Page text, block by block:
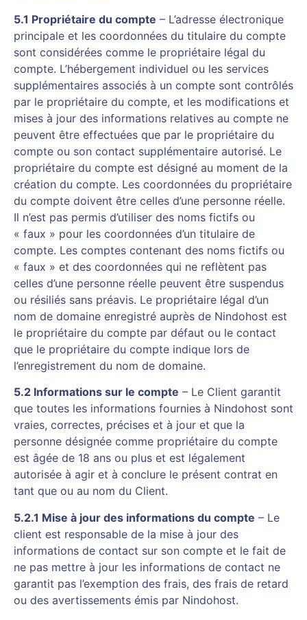
5.1 Propriétaire du compte – L’adresse électronique
principale et les coordonnées du titulaire du compte
sont considérées comme le propriétaire légal du
compte. L’hébergement individuel ou les services
supplémentaires associés à un compte sont contrôlés
par le propriétaire du compte, et les modifications et
mises à jour des informations relatives au compte ne
peuvent être effectuées que par le propriétaire du
compte ou son contact supplémentaire autorisé. Le
propriétaire du compte est désigné au moment de la
création du compte. Les coordonnées du propriétaire
du compte doivent être celles d’une personne réelle.
Il n’est pas permis d’utiliser des noms fictifs ou
« faux » pour les coordonnées d’un titulaire de
compte. Les comptes contenant des noms fictifs ou
« faux » et des coordonnées qui ne reflètent pas
celles d’une personne réelle peuvent être suspendus
ou résiliés sans préavis. Le propriétaire légal d’un
nom de domaine enregistré auprès de Nindohost est
le propriétaire du compte par défaut ou le contact
que le propriétaire du compte indique lors de
l’enregistrement du nom de domaine.
5.2 Informations sur le compte – Le Client garantit
que toutes les informations fournies à Nindohost sont
vraies, correctes, précises et à jour et que la
personne désignée comme propriétaire du compte
est âgée de 18 ans ou plus et est légalement
autorisée à agir et à conclure le présent contrat en
tant que ou au nom du Client.
5.2.1 Mise à jour des informations du compte – Le
client est responsable de la mise à jour des
informations de contact sur son compte et le fait de
ne pas mettre à jour les informations de contact ne
garantit pas l’exemption des frais, des frais de retard
ou des avertissements émis par Nindohost.